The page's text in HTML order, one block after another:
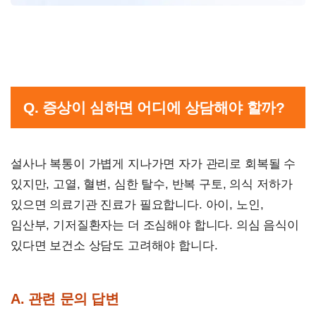
Q. 증상이 심하면 어디에 상담해야 할까?
설사나 복통이 가볍게 지나가면 자가 관리로 회복될 수
있지만, 고열, 혈변, 심한 탈수, 반복 구토, 의식 저하가
있으면 의료기관 진료가 필요합니다. 아이, 노인,
임산부, 기저질환자는 더 조심해야 합니다. 의심 음식이
있다면 보건소 상담도 고려해야 합니다.
A. 관련 문의 답변